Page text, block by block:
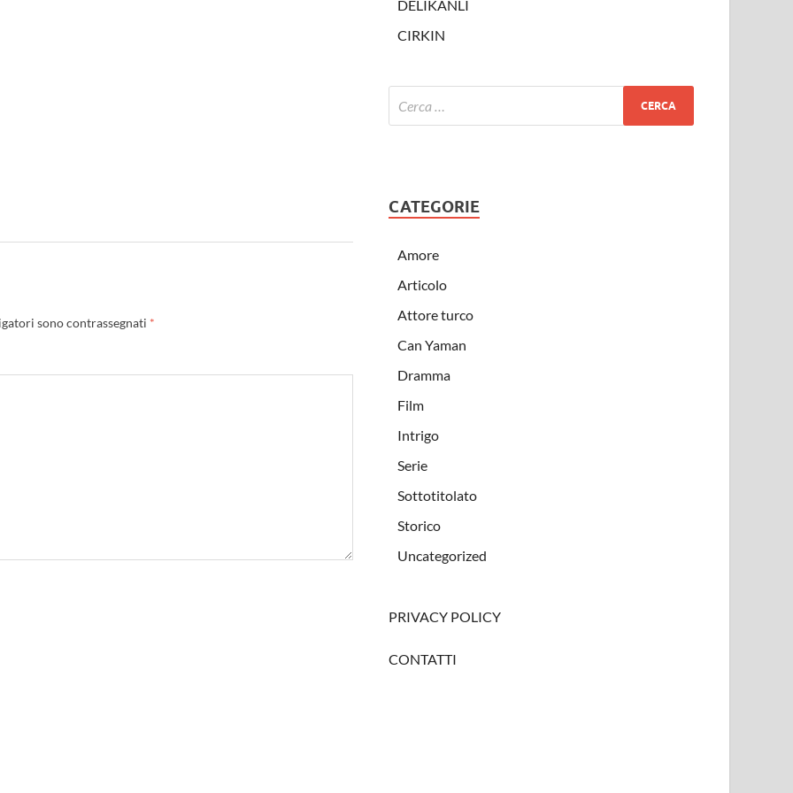
sono contrassegnati *
DELIKANLI
CIRKIN
CATEGORIE
Amore
Articolo
Attore turco
Can Yaman
Dramma
Film
Intrigo
Serie
Sottotitolato
Storico
Uncategorized
PRIVACY POLICY
CONTATTI